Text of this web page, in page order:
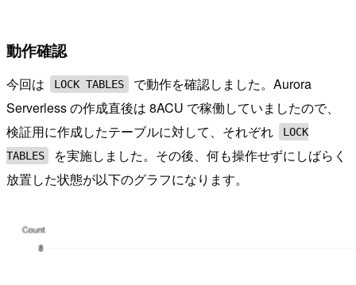
動作確認
今回は LOCK TABLES
で動作を確認しました。Aurora
Serverless の作成直後は 8ACU で稼働していましたので、
検証用に作成したテーブルに対して、それぞれ
LOCK
TABLES
を実施しました。その後、何も操作せずにしばらく
放置した状態が以下のグラフになります。